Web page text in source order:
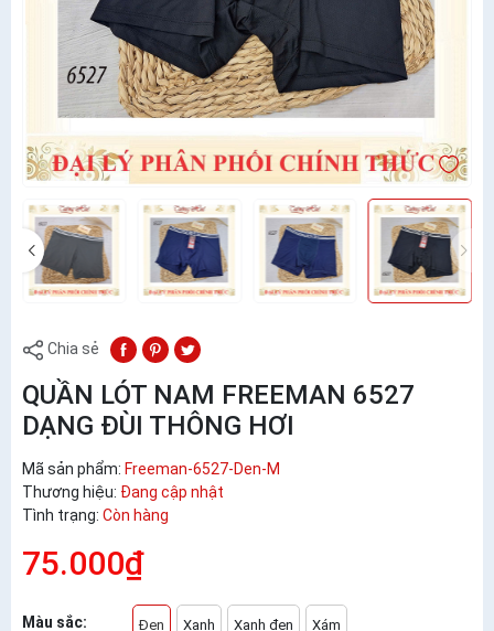
Chia sẻ
QUẦN LÓT NAM FREEMAN 6527
DẠNG ĐÙI THÔNG HƠI
Mã sản phẩm: Freeman-6527-Den-M
Thương hiệu: Đang cập nhật
Tình trạng: Còn hàng
75.000₫
Màu sắc: Đen Xanh Xanh đen Xám